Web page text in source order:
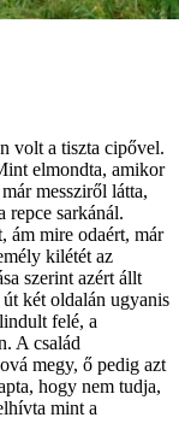
volt a tiszta cipővel.
elmondta, amikor
messziről látta,
repce sarkánál.
ám mire odaért, már
kilétét az
szerint azért állt
két oldalán ugyanis
felé, a
A család
megy, ő pedig azt
hogy nem tudja,
mint a